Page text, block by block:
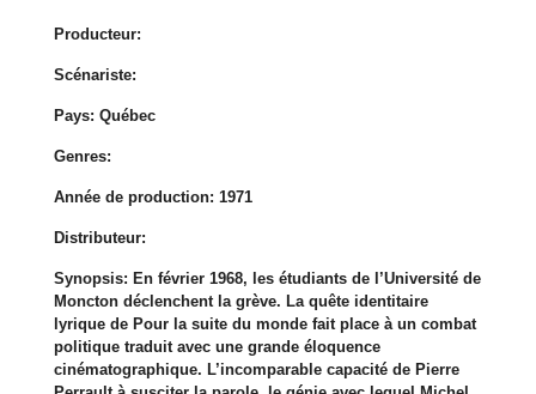
Producteur:
Scénariste:
Pays: Québec
Genres:
Année de production: 1971
Distributeur:
Synopsis: En février 1968, les étudiants de l’Université de
Moncton déclenchent la grève. La quête identitaire
lyrique de Pour la suite du monde fait place à un combat
politique traduit avec une grande éloquence
cinématographique. L’incomparable capacité de Pierre